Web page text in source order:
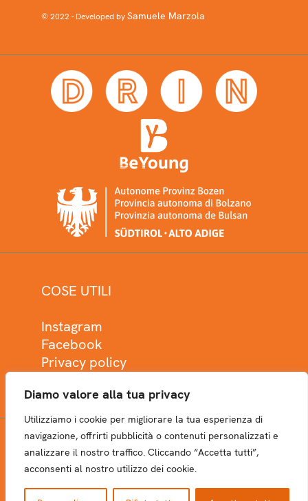
Diamo valore alla tua privacy
Utilizziamo i cookie per migliorare la tua esperienza di
navigazione, offrirti pubblicità o contenuti personalizzati e
analizzare il nostro traffico. Cliccando “Accetta tutti”,
acconsenti al nostro utilizzo dei cookie.
© 2022 - Developed bySamuele Marzola
COSE UTILI
Instagram
Facebook
Privacy policy
NEWSLETTER